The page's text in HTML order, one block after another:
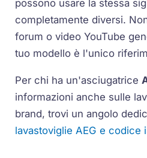
possono usare la stessa
completamente diversi.
forum o video YouTube
tuo modello è l'unico
Per chi ha un'asciugatrice
informazioni anche sulle
brand, trovi un angolo
lavastoviglie AEG e codice